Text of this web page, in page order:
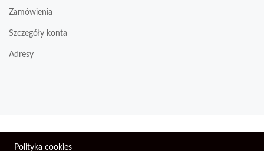
Zamówienia
Szczegóły konta
Adresy
Wszelkie prawa zastrzeżone © 2026 | Firma Elektroniczna
Polityka cookies